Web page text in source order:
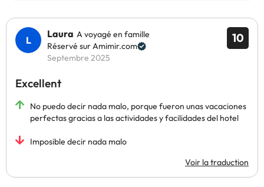
10
Laura A voyagé en famille
Réservé sur Amimir.com
Septembre 2025
Excellent
No puedo decir nada malo, porque fueron unas vacaciones
perfectas gracias a las actividades y facilidades del hotel
Imposible decir nada malo
Voir la traduction